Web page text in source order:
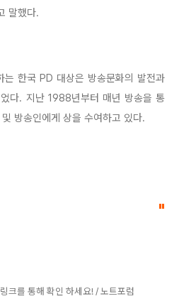
말했다.
한국 PD 대상은 방송문화의 발전과
다. 지난 1988년부터 매년 방송을 통
방송인에게 상을 수여하고 있다.
"
크를 통해 확인 하세요! / 노트포럼